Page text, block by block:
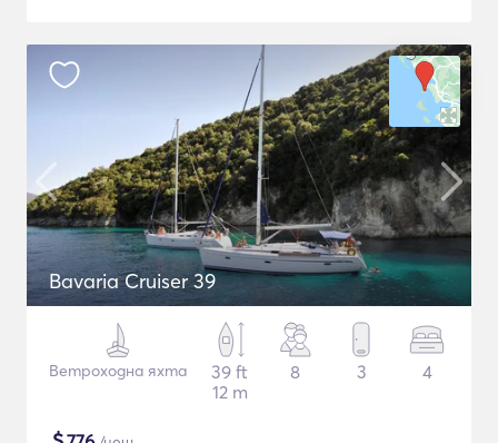
Bavaria Cruiser 39
Ветроходна яхта
39 ft
12 m
8 3 4